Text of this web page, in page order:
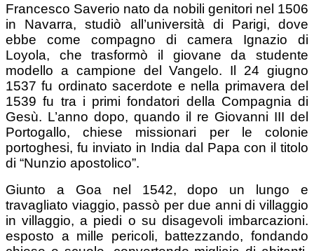
Francesco Saverio nato da nobili genitori nel 1506
in Navarra, studiò all’università di Parigi, dove
ebbe come compagno di camera Ignazio di
Loyola, che trasformò il giovane da studente
modello a campione del Vangelo. Il 24 giugno
1537 fu ordinato sacerdote e nella primavera del
1539 fu tra i primi fondatori della Compagnia di
Gesù. L’anno dopo, quando il re Giovanni III del
Portogallo, chiese missionari per le colonie
portoghesi, fu inviato in India dal Papa con il titolo
di “Nunzio apostolico”.
Giunto a Goa nel 1542, dopo un lungo e
travagliato viaggio, passò per due anni di villaggio
in villaggio, a piedi o su disagevoli imbarcazioni.
esposto a mille pericoli, battezzando, fondando